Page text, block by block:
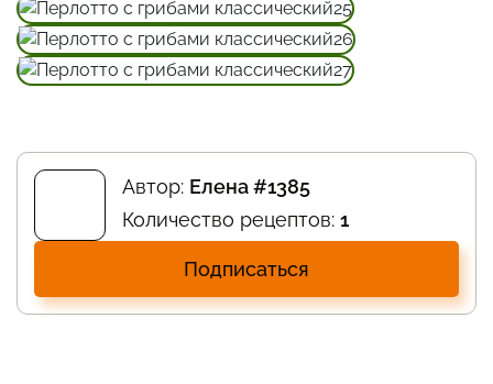
Автор: Елена #1385
Количество рецептов: 1
Подписаться